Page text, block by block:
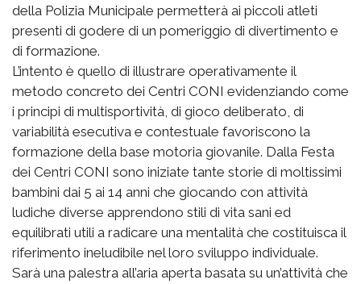
della Polizia Municipale permetterà ai piccoli atleti
presenti di godere di un pomeriggio di divertimento e
di formazione.
L’intento è quello di illustrare operativamente il
metodo concreto dei Centri CONI evidenziando come
i principi di multisportività, di gioco deliberato, di
variabilità esecutiva e contestuale favoriscono la
formazione della base motoria giovanile. Dalla Festa
dei Centri CONI sono iniziate tante storie di moltissimi
bambini dai 5 ai 14 anni che giocando con attività
ludiche diverse apprendono stili di vita sani ed
equilibrati utili a radicare una mentalità che costituisca il
riferimento ineludibile nel loro sviluppo individuale.
Sarà una palestra all’aria aperta basata su un’attività che